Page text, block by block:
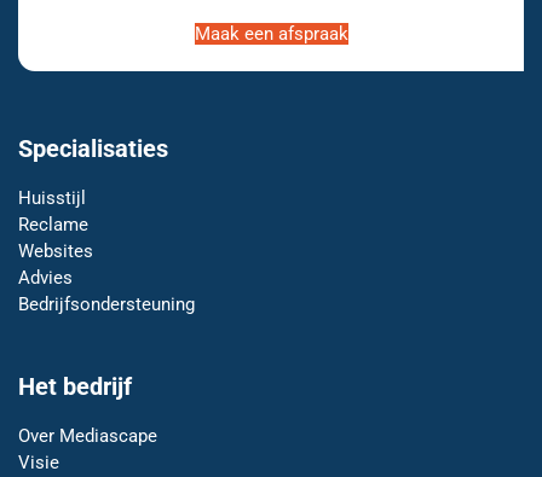
Maak een afspraak
Specialisaties
Huisstijl
Reclame
Websites
Advies
Bedrijfsondersteuning
Het bedrijf
Over Mediascape
Visie